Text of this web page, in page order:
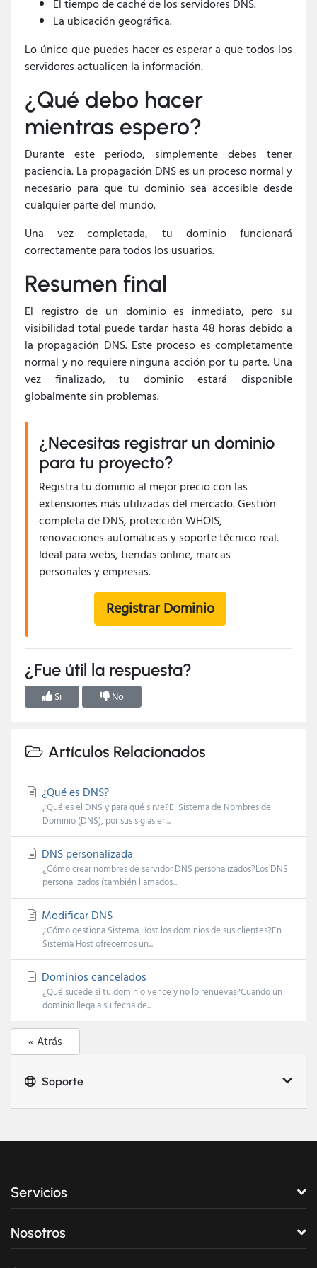
El tiempo de caché de los servidores DNS.
La ubicación geográfica.
Lo único que puedes hacer es esperar a que todos los
servidores actualicen la información.
¿Qué debo hacer
mientras espero?
Durante este periodo, simplemente debes tener
paciencia. La propagación DNS es un proceso normal y
necesario para que tu dominio sea accesible desde
cualquier parte del mundo.
Una vez completada, tu dominio funcionará
correctamente para todos los usuarios.
Resumen final
El registro de un dominio es inmediato, pero su
visibilidad total puede tardar hasta 48 horas debido a
la propagación DNS. Este proceso es completamente
normal y no requiere ninguna acción por tu parte. Una
vez finalizado, tu dominio estará disponible
globalmente sin problemas.
¿Necesitas registrar un dominio
para tu proyecto?
Registra tu dominio al mejor precio con las
extensiones más utilizadas del mercado. Gestión
completa de DNS, protección WHOIS,
renovaciones automáticas y soporte técnico real.
Ideal para webs, tiendas online, marcas
personales y empresas.
Registrar Dominio
¿Fue útil la respuesta?
Si No
Artículos Relacionados
¿Qué es DNS?
¿Qué es el DNS y para qué sirve?El Sistema de Nombres de
Dominio (DNS), por sus siglas en...
DNS personalizada
¿Cómo crear nombres de servidor DNS personalizados?Los DNS
personalizados (también llamados...
Modificar DNS
¿Cómo gestiona Sistema Host los dominios de sus clientes?En
Sistema Host ofrecemos un...
Dominios cancelados
¿Qué sucede si tu dominio vence y no lo renuevas?Cuando un
dominio llega a su fecha de...
« Atrás
Soporte
Servicios
Nosotros